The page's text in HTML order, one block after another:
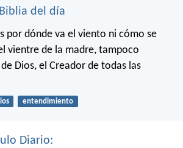
del día
por dónde va el viento ni cómo se
vientre de la madre, tampoco
Dios, el Creador de todas las
entendimiento
Diario: